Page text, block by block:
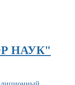
НАУК"